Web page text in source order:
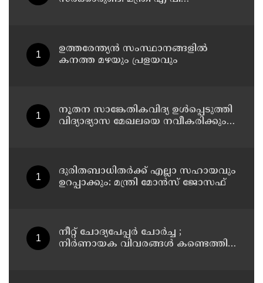
ഉത്തരേന്ത്യൻ സംസ്ഥാനങ്ങളിൽ
കനത്ത മഴയും പ്രളയവും
നൂതന സാങ്കേതികവിദ്യ ഉള്‍പ്പെടുത്തി
വിദ്യാഭ്യാസ മേഖലയെ നവീകരിക്കും:
ദുരിതബാധിതർക്ക് എല്ലാ സഹായവും
ഉറപ്പാക്കും: മന്ത്രി മോൻസ് ജോസഫ്
നീറ്റ് ചോദ്യപേപ്പർ ചോർച്ച ;
നിർണായക വിവരങ്ങൾ കണ്ടെത്തി